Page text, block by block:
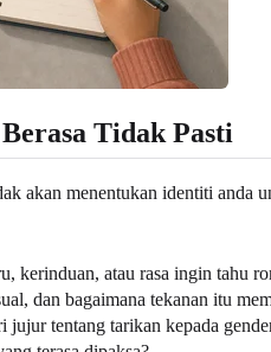
Tidak Pasti
akan menentukan identiti anda
kerinduan, atau rasa ingin tahu
dan bagaimana tekanan itu
tentang tarikan kepada